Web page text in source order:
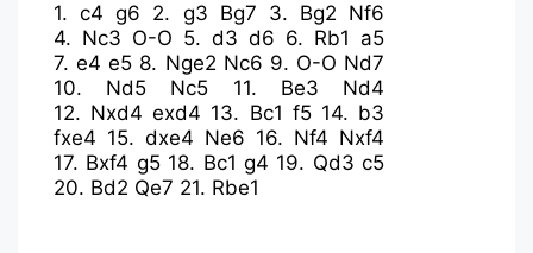
1.c4 g6 2. g3 Bg7 3. Bg2 Nf6
4. Nc3 O-O 5. d3 d6 6. Rb1 a5
7.e4 e5 8. Nge2 Nc6 9. O-O Nd7
10. Nd5 Nc5 11. Be3
Nd4
12. Nxd4 exd4 13. Bc1 f5 14. b3
fxe4 15. dxe4 Ne6 16. Nf4 Nxf4
17. Bxf4 g5 18. Bc1 g4 19. Qd3 c5
20. Bd2 Qe7 21. Rbe1